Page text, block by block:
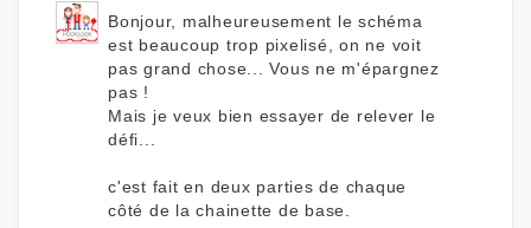
Bonjour, malheureusement le schéma
est beaucoup trop pixelisé, on ne voit
pas grand chose... Vous ne m'épargnez
pas !
Mais je veux bien essayer de relever le
défi...
c'est fait en deux parties de chaque
côté de la chainette de base.